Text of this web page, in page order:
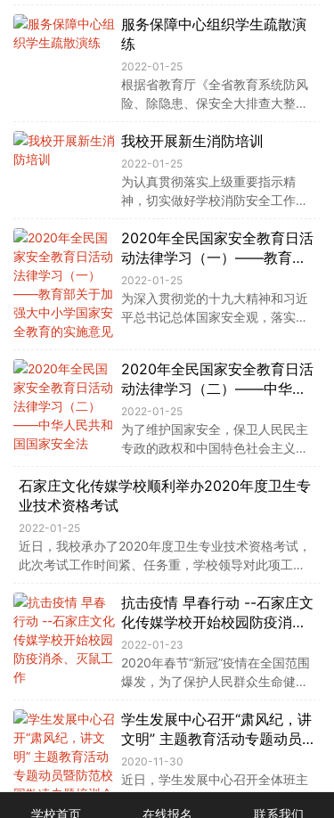
空间的合法权益，切实维护国家网
络安全，根据《石家庄市2021年国
家网络安全宣传周活动实施方案》
精神，切实做好网络安全宣传学习
等各项工作，学校领导结合我校的
开展了丰富多彩的网络安全宣传教
络安全教育短片、讲座，积极营造
网络安全文化氛围。 二、 网络宣
传，在校园网开辟网络安全宣传专
栏，发布相关的安全知识、法律法
规及相关案例，供广大师生学习使
用。 三、 通过微信群向全校师生进
行网络安全信息推送，将网络安全
教育深入到各个方面。 四、校园广
播宣传，利用校园广播站，广播有
安全意识。 五、组织全校师生开展
网络安
服务保障中心组织学生疏散演
练
2022-01-25
根据省教育厅《全省教育系统防风
险、除隐患、保安全大排查大整治
）和《河北省教育厅关于开展职业
院校风险隐患排查整治专项行动的
通知》的精神，我校认
我校开展新生消防培训
2022-01-25
为认真贯彻落实上级重要指示精
神，切实做好学校消防安全工作，
消防安全意识，9月10日，正定新
区消防救援大队走进石家庄文化传
媒学校，开展消防进校园活
2020年全民国家安全教育日活
动法律学习（一）——教育部
关于加强大中小学国家安全教
育的实施意见
2022-01-25
为深入贯彻党的十九大精神和习近
平总书记总体国家安全观，落实党
纳入国民教育体系”的法定要求，结
合教育系统实际，现就做好大中小
学国家安全教育相关工作提出以下
实施意见。
2020年全民国家安全教育日活
动法律学习（二）——中华人
民共和国国家安全法
2022-01-25
为了维护国家安全，保卫人民民主
专政的政权和中国特色社会主义制
革开放和社会主义现代化建设的顺
石家庄文化传媒学校顺利举办2020年度卫生专
业技术资格考试
2022-01-25
近日，我校承办了2020年度卫生专业技术资格考试，
此次考试工作时间紧、任务重，学校领导对此项工作
项工作做了周密部署。 9月11日，教学运行中心组织
召开考务人员及监考老师考前培训会。校长姚雨红，
教学副校长孙青，兼职教学运行中心主任王萌参加会
议。首先由王萌主任对全体考务人员及监考老师做考
前培训，对考试细则，考场布置，考风、考纪等做了
红、教学副校长孙青对本次考试工作做了重要指示。
孙校长指出，要扎实抓好各项考务工作，严肃考纪考
风，营造公平、公正、和谐的考试环境，努力实现考
风零违纪，考务零差错，安全零事故的目标。姚校长
特别强调了要做好考试期间的疫情防控工作，保障安
全，确保考试顺利实施。 考试期
抗击疫情 早春行动 --石家庄文
化传媒学校开始校园防疫消
杀、灭鼠工作
2022-01-23
2020年春节“新冠”疫情在全国范围
爆发，为了保护人民群众生命健康
各部门高度重视卫生防疫工作，制
定严密的防控新型冠状病毒感染的
肺炎的工作要求。根据《河北省新
型冠状病毒感染的肺炎疫情防控工
作方案》、《河北省卫生健康委关
于印发新型冠状病毒感染的肺炎重
学生发展中心召开“肃风纪，讲
文明” 主题教育活动专题动员
暨防范校园欺凌专题培训会
2020-11-30
近日，学生发展中心召开全体班主
学校首页 在线报名 联系我们